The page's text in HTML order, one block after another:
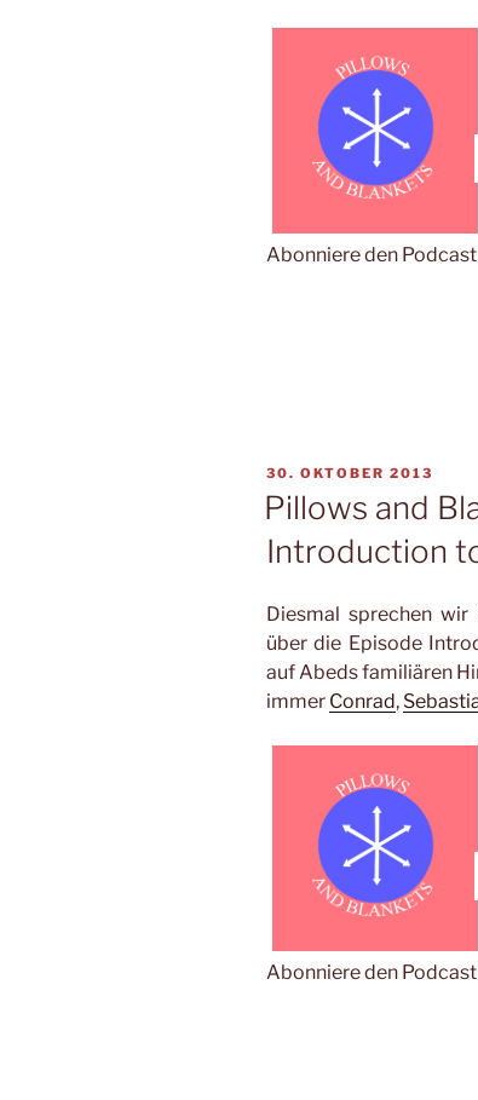
Abonniere den
VERÖFFENTLICHT
AM
30. OKTOBER 2013
Pillows and
Introduction
Diesmal sprechen
über die Episode
auf Abeds familiären
immer Conrad,
Abonniere den